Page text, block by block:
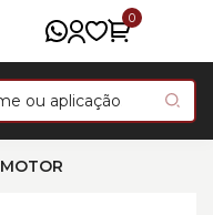
0
MOTOR